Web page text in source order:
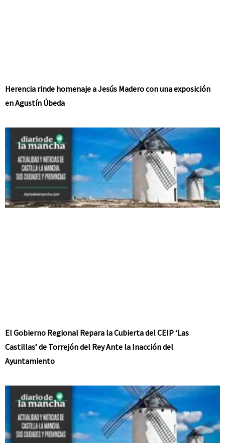
Herencia rinde homenaje a Jesús Madero con una exposición
en Agustín Úbeda
El Gobierno Regional Repara la Cubierta del CEIP ‘Las
Castillas’ de Torrejón del Rey Ante la Inacción del
Ayuntamiento